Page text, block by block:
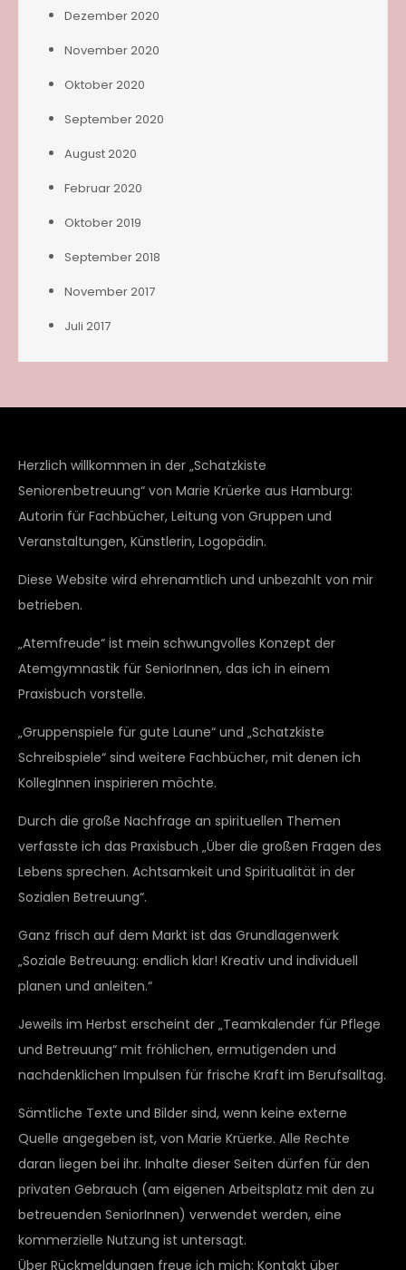
Dezember 2020
November 2020
Oktober 2020
September 2020
August 2020
Februar 2020
Oktober 2019
September 2018
November 2017
Juli 2017
Herzlich willkommen in der „Schatzkiste
Seniorenbetreuung“ von Marie Krüerke aus Hamburg:
Autorin für Fachbücher, Leitung von Gruppen und
Veranstaltungen, Künstlerin, Logopädin.
Diese Website wird ehrenamtlich und unbezahlt von mir
betrieben.
„Atemfreude“ ist mein schwungvolles Konzept der
Atemgymnastik für SeniorInnen, das ich in einem
Praxisbuch vorstelle.
„Gruppenspiele für gute Laune“ und „Schatzkiste
Schreibspiele“ sind weitere Fachbücher, mit denen ich
KollegInnen inspirieren möchte.
Durch die große Nachfrage an spirituellen Themen
verfasste ich das Praxisbuch „Über die großen Fragen des
Lebens sprechen. Achtsamkeit und Spiritualität in der
Sozialen Betreuung“.
Ganz frisch auf dem Markt ist das Grundlagenwerk
„Soziale Betreuung: endlich klar! Kreativ und individuell
planen und anleiten.“
Jeweils im Herbst erscheint der „Teamkalender für Pflege
und Betreuung“ mit fröhlichen, ermutigenden und
nachdenklichen Impulsen für frische Kraft im Berufsalltag.
Sämtliche Texte und Bilder sind, wenn keine externe
Quelle angegeben ist, von Marie Krüerke. Alle Rechte
daran liegen bei ihr. Inhalte dieser Seiten dürfen für den
privaten Gebrauch (am eigenen Arbeitsplatz mit den zu
betreuenden SeniorInnen) verwendet werden, eine
kommerzielle Nutzung ist untersagt.
Über Rückmeldungen freue ich mich: Kontakt über